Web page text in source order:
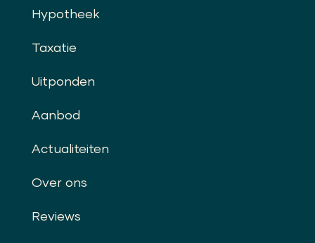
Hypotheek
Taxatie
Uitponden
Aanbod
Actualiteiten
Over ons
Reviews